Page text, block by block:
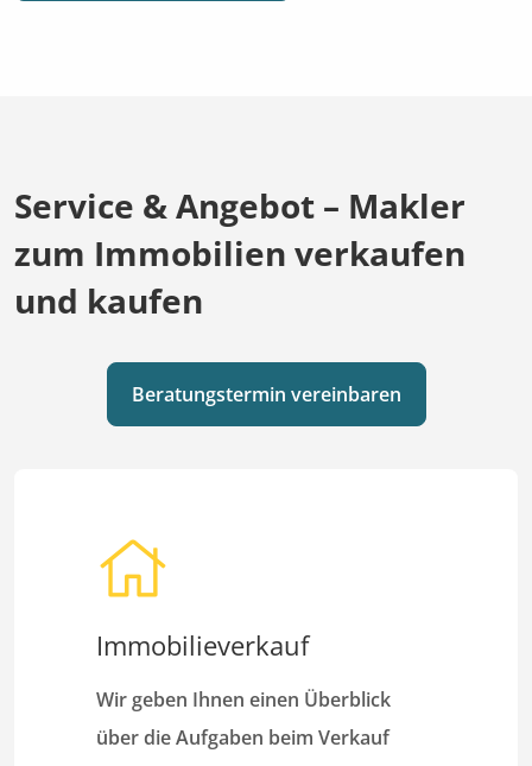
Service & Angebot – Makler
zum Immobilien verkaufen
und kaufen
Beratungstermin vereinbaren
Immobilieverkauf
Wir geben Ihnen einen Überblick
über die Aufgaben beim Verkauf